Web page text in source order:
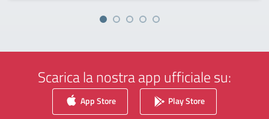
Scarica la nostra app ufficiale su:
App Store Play Store